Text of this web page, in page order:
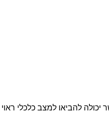
יכולה להביאו למצב כלכלי ראוי